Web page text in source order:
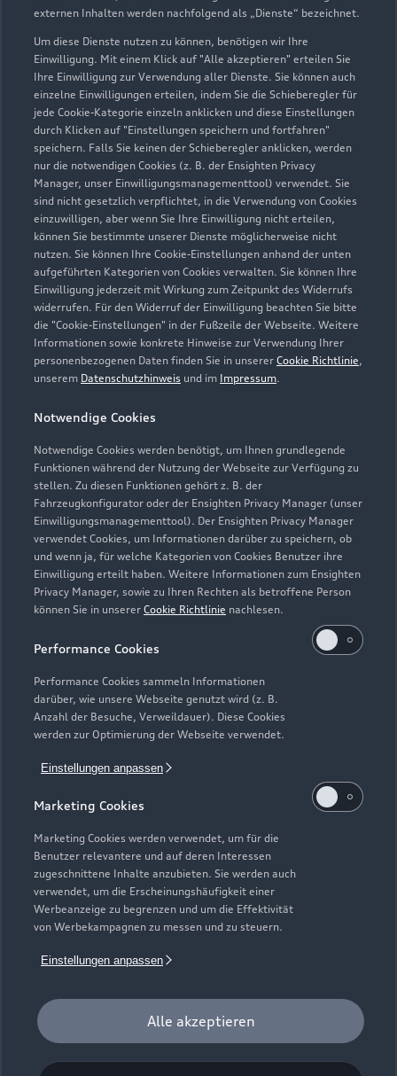
externen Inhalten werden nachfolgend als „Dienste“ bezeichnet.
Um diese Dienste nutzen zu können, benötigen wir Ihre
Einwilligung. Mit einem Klick auf "Alle akzeptieren" erteilen Sie
Ihre Einwilligung zur Verwendung aller Dienste. Sie können auch
einzelne Einwilligungen erteilen, indem Sie die Schieberegler für
jede Cookie-Kategorie einzeln anklicken und diese Einstellungen
durch Klicken auf "Einstellungen speichern und fortfahren"
speichern. Falls Sie keinen der Schieberegler anklicken, werden
nur die notwendigen Cookies (z. B. der Ensighten Privacy
Manager, unser Einwilligungsmanagementtool) verwendet. Sie
sind nicht gesetzlich verpflichtet, in die Verwendung von Cookies
einzuwilligen, aber wenn Sie Ihre Einwilligung nicht erteilen,
können Sie bestimmte unserer Dienste möglicherweise nicht
nutzen. Sie können Ihre Cookie-Einstellungen anhand der unten
aufgeführten Kategorien von Cookies verwalten. Sie können Ihre
Einwilligung jederzeit mit Wirkung zum Zeitpunkt des Widerrufs
widerrufen. Für den Widerruf der Einwilligung beachten Sie bitte
die "Cookie-Einstellungen" in der Fußzeile der Webseite. Weitere
Informationen sowie konkrete Hinweise zur Verwendung Ihrer
personenbezogenen Daten finden Sie in unserer Cookie Richtlinie,
unserem Datenschutzhinweis und im Impressum.
Notwendige Cookies
Notwendige Cookies werden benötigt, um Ihnen grundlegende
Funktionen während der Nutzung der Webseite zur Verfügung zu
stellen. Zu diesen Funktionen gehört z. B. der
Fahrzeugkonfigurator oder der Ensighten Privacy Manager (unser
Einwilligungsmanagementtool). Der Ensighten Privacy Manager
verwendet Cookies, um Informationen darüber zu speichern, ob
und wenn ja, für welche Kategorien von Cookies Benutzer ihre
Einwilligung erteilt haben. Weitere Informationen zum Ensighten
Privacy Manager, sowie zu Ihren Rechten als betroffene Person
können Sie in unserer Cookie Richtlinie nachlesen.
Performance Cookies
Performance Cookies sammeln Informationen
darüber, wie unsere Webseite genutzt wird (z. B.
Anzahl der Besuche, Verweildauer). Diese Cookies
werden zur Optimierung der Webseite verwendet.
Einstellungen anpassen
Marketing Cookies
Marketing Cookies werden verwendet, um für die
Benutzer relevantere und auf deren Interessen
zugeschnittene Inhalte anzubieten. Sie werden auch
verwendet, um die Erscheinungshäufigkeit einer
Werbeanzeige zu begrenzen und um die Effektivität
von Werbekampagnen zu messen und zu steuern.
Einstellungen anpassen
Alle akzeptieren
Zurück nach oben
Modelle
Elektromodelle
Plug-in-Hybride
Neuwagensuche
Gebrauchtwagensuche
Geschäftskunden
Service & Zubehör
Saisonale Angebote
Audi Services
Garantie
Audi digital services
myAudi
Support
Audi Code
Häufige Fragen (FAQ)
Audi Online Beratung
Online-Terminvereinbarung
Servicekontakt
Bordbuch & Bedienungsanleitungen
Verträge kündigen
Über Audi
Unternehmen
Karriere
Investor Relations
Audi erleben
© 2026 AUDI AG. Alle Rechte vorbehalten
Impressum Rechtliches
Cookie-Richtlinie
Digital Services Act
EU Data Act